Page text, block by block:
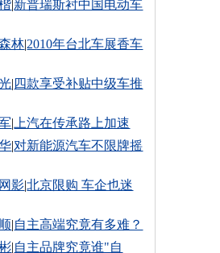
|新普瑞斯衬中国电动车
林|2010年台北车展香车
| 四款享受补贴中级车推
| 上汽在传承路上加速
|对新能源汽车不限牌摇
影|北京限购 车企也迷
|自主高端究竟有多难？
|自主品牌究竟谁"自